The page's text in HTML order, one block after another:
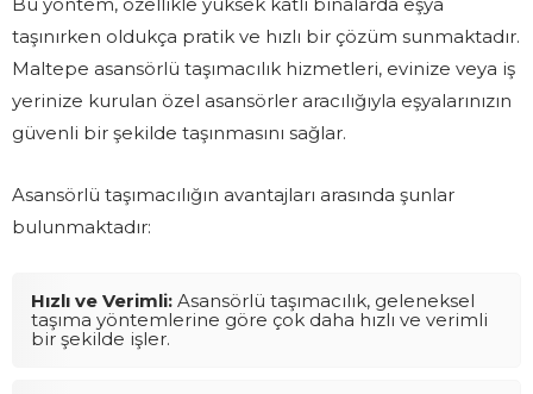
taşınırken oldukça pratik ve hızlı bir çözüm sunmaktadır.
Maltepe asansörlü taşımacılık hizmetleri, evinize veya iş
yerinize kurulan özel asansörler aracılığıyla eşyalarınızın
güvenli bir şekilde taşınmasını sağlar.
Asansörlü taşımacılığın avantajları arasında şunlar
bulunmaktadır:
Hızlı ve Verimli: Asansörlü taşımacılık, geleneksel
taşıma yöntemlerine göre çok daha hızlı ve verimli
bir şekilde işler.